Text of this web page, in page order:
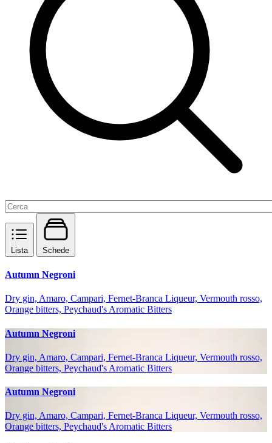
Lista Schede
Autumn Negroni
Dry gin, Amaro, Campari, Fernet-Branca Liqueur, Vermouth rosso,
Orange bitters, Peychaud's Aromatic Bitters
Autumn Negroni
Dry gin, Amaro, Campari, Fernet-Branca Liqueur, Vermouth rosso,
Orange bitters, Peychaud's Aromatic Bitters
Autumn Negroni
Dry gin, Amaro, Campari, Fernet-Branca Liqueur, Vermouth rosso,
Orange bitters, Peychaud's Aromatic Bitters